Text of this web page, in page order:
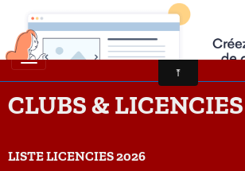
CLUBS & LICENCIES
LISTE LICENCIES 2026